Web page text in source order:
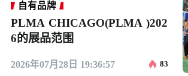
自有品牌
PLMA CHICAGO(PLMA )202
6的展品范围
2026年07月28日 19:36:57 83